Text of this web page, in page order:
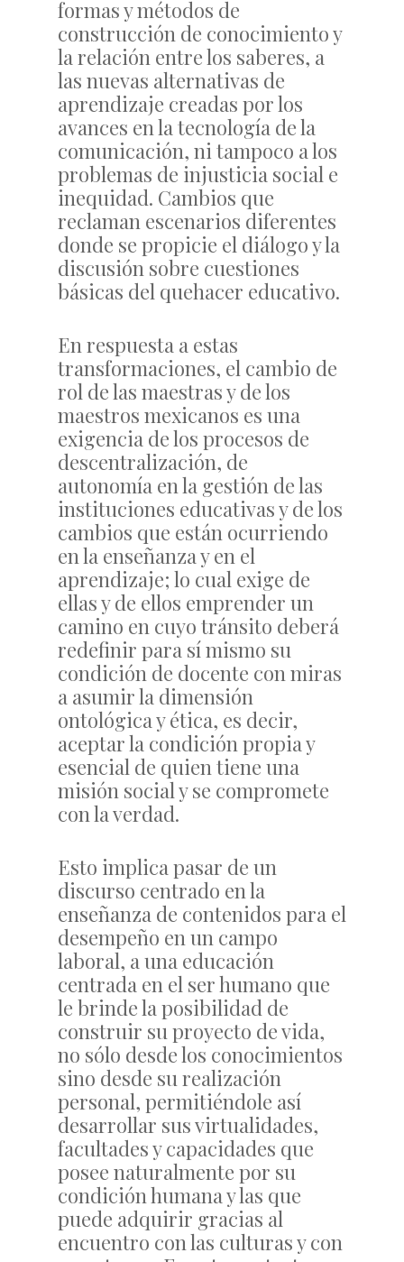
formas y métodos de
construcción de conocimiento y
la relación entre los saberes, a
las nuevas alternativas de
aprendizaje creadas por los
avances en la tecnología de la
comunicación, ni tampoco a los
problemas de injusticia social e
inequidad. Cambios que
reclaman escenarios diferentes
donde se propicie el diálogo y la
discusión sobre cuestiones
básicas del quehacer educativo.
En respuesta a estas
transformaciones, el cambio de
rol de las maestras y de los
maestros mexicanos es una
exigencia de los procesos de
descentralización, de
autonomía en la gestión de las
instituciones educativas y de los
cambios que están ocurriendo
en la enseñanza y en el
aprendizaje; lo cual exige de
ellas y de ellos emprender un
camino en cuyo tránsito deberá
redefinir para sí mismo su
condición de docente con miras
a asumir la dimensión
ontológica y ética, es decir,
aceptar la condición propia y
esencial de quien tiene una
misión social y se compromete
con la verdad.
Esto implica pasar de un
discurso centrado en la
enseñanza de contenidos para el
desempeño en un campo
laboral, a una educación
centrada en el ser humano que
le brinde la posibilidad de
construir su proyecto de vida,
no sólo desde los conocimientos
sino desde su realización
personal, permitiéndole así
desarrollar sus virtualidades,
facultades y capacidades que
posee naturalmente por su
condición humana y las que
puede adquirir gracias al
encuentro con las culturas y con